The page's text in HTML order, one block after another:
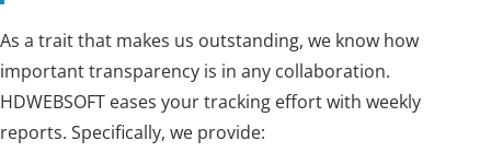
As a trait that makes us outstanding, we know how
important transparency is in any collaboration.
HDWEBSOFT eases your tracking effort with weekly
reports. Specifically, we provide: